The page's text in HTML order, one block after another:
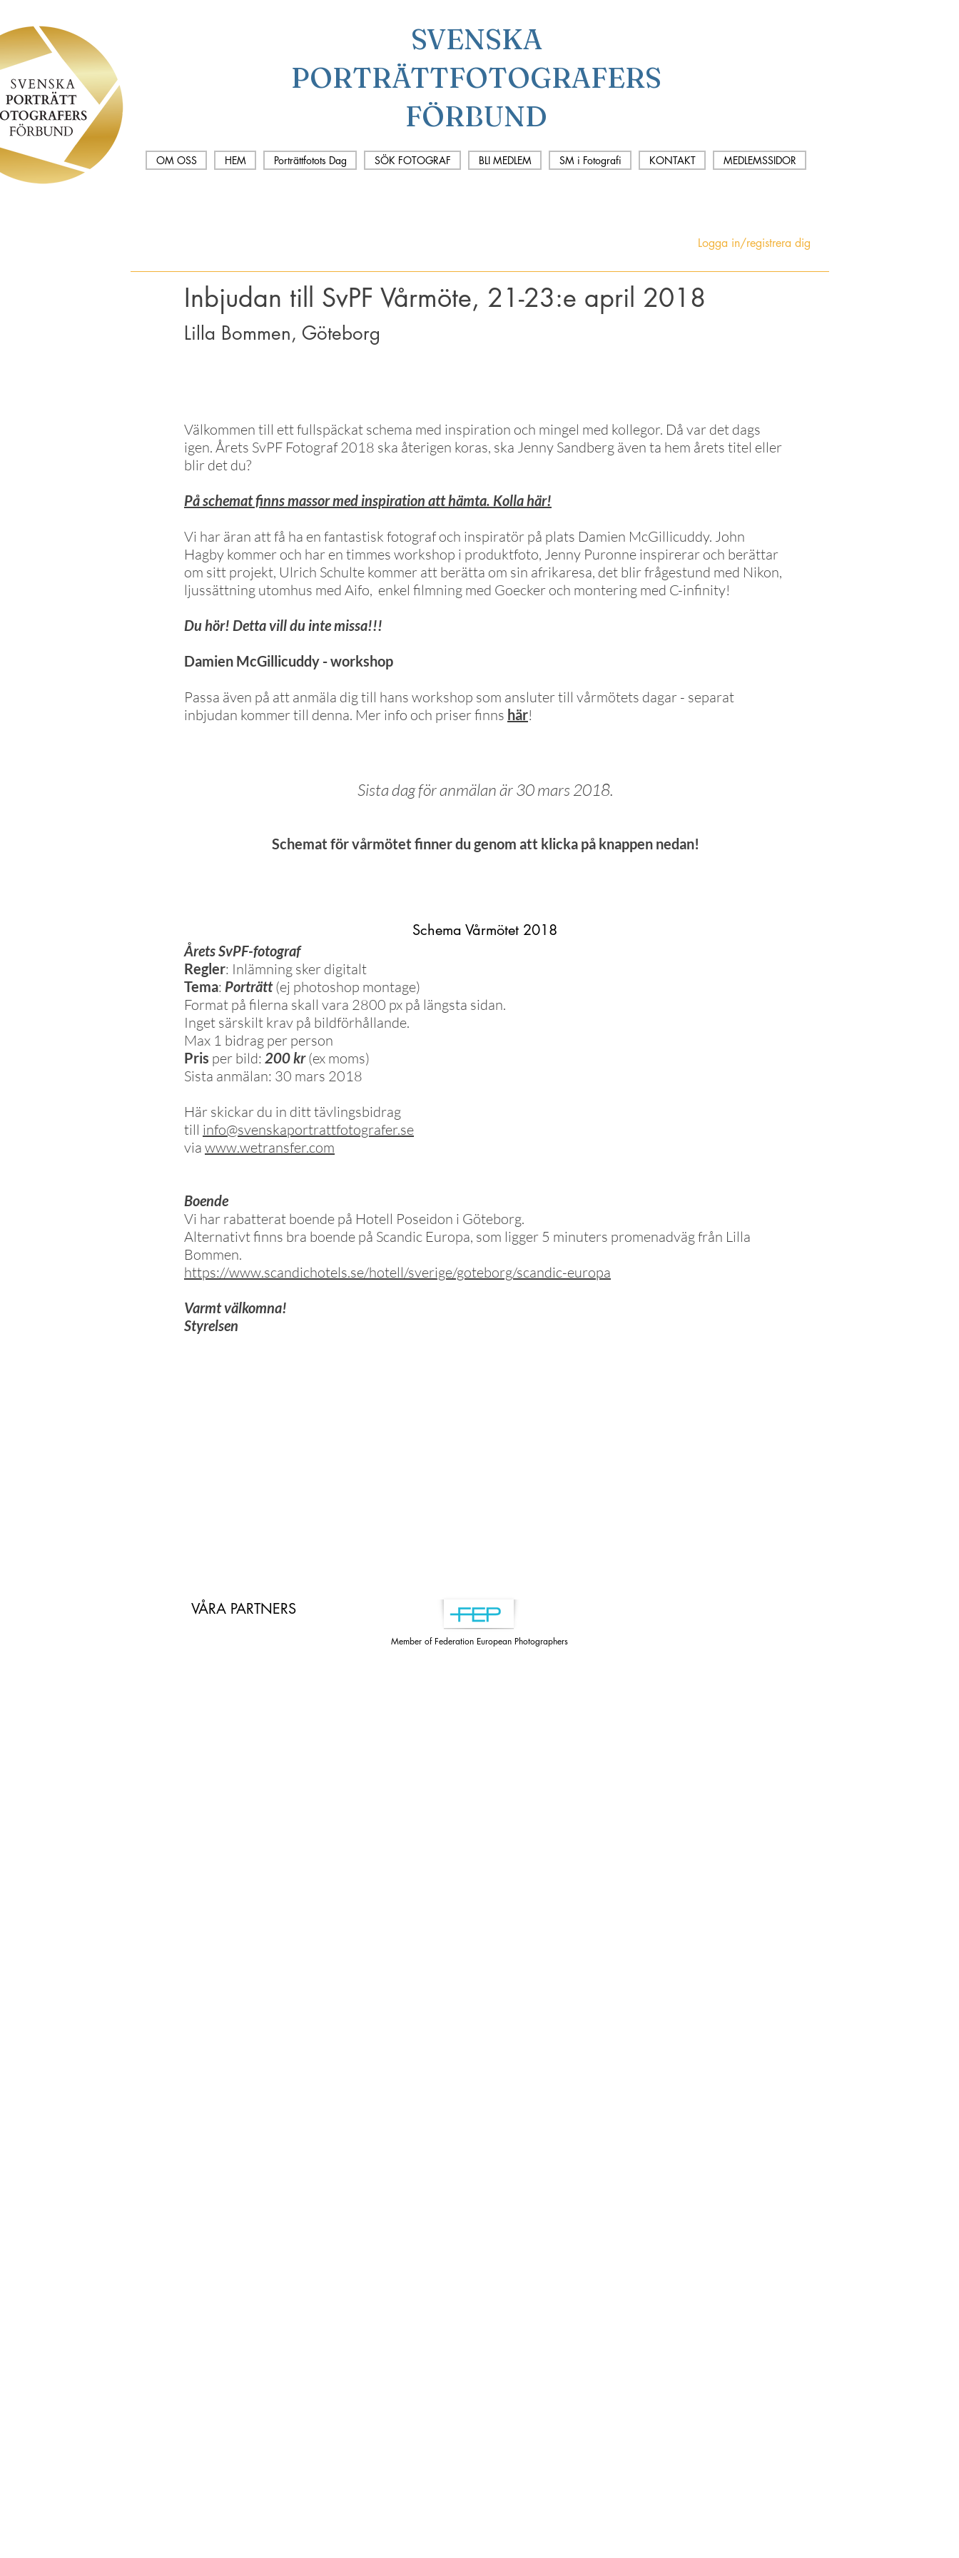
SVENSKA
PORTRÄTTFOTOGRAFERS
FÖRBUND
OM OSS HEM Porträttfotots Dag SÖK FOTOGRAF BLI MEDLEM SM i Fotografi KONTAKT MEDLEMSSIDOR
Logga in/registrera dig
Inbjudan till SvPF Vårmöte, 21-23:e april 2018
Lilla Bommen, Göteborg
Välkommen till ett fullspäckat schema med inspiration och mingel med kollegor. Då var det dags
igen. Årets SvPF Fotograf 2018 ska återigen koras, ska Jenny Sandberg även ta hem årets titel eller
blir det du?
På schemat finns massor med inspiration att hämta. Kolla här!
Vi har äran att få ha en fantastisk fotograf och inspiratör på plats Damien McGillicuddy. John
Hagby kommer och har en timmes workshop i produktfoto, Jenny Puronne inspirerar och berättar
om sitt projekt, Ulrich Schulte kommer att berätta om sin afrikaresa, det blir frågestund med Nikon,
ljussättning utomhus med Aifo, enkel filmning med Goecker och montering med C-infinity!
Du hör! Detta vill du inte missa!!!
Damien McGillicuddy - workshop
Passa även på att anmäla dig till hans workshop som ansluter till vårmötets dagar - separat
inbjudan kommer till denna. Mer info och priser finns här!
Sista dag för anmälan är 30 mars 2018.
Schemat för vårmötet finner du genom att klicka på knappen nedan!
Årets SvPF-fotograf
Regler: Inlämning sker digitalt
Tema: Porträtt(ej photoshop montage)
Format på filerna skall vara 2800 px på längsta sidan.
Inget särskilt krav på bildförhållande.
Max 1 bidrag per person
Pris per bild: 200 kr(ex moms)
Sista anmälan: 30 mars 2018
Här skickar du in ditt tävlingsbidrag
till info@svenskaportrattfotografer.se
via www.wetransfer.com
Boende
Vi har rabatterat boende på Hotell Poseidon i Göteborg.
Alternativt finns bra boende på Scandic Europa, som ligger 5 minuters promenadväg från Lilla
Bommen.
https://www.scandichotels.se/hotell/sverige/goteborg/scandic-europa
Varmt välkomna!
Styrelsen
Schema Vårmötet 2018
VÅRA PARTNERS
Member of Federation European Photographers